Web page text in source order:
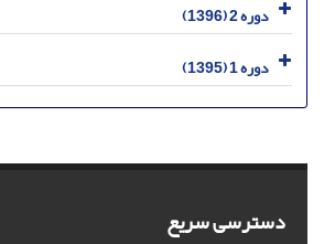
دوره 2 (1396)
دوره 1 (1395)
دسترسی سریع